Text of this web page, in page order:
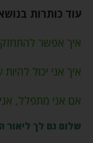
עוד כותרות
איך אפשר
איך אני יכול
אם אני מתפלל,
שלום גם לך ליאור